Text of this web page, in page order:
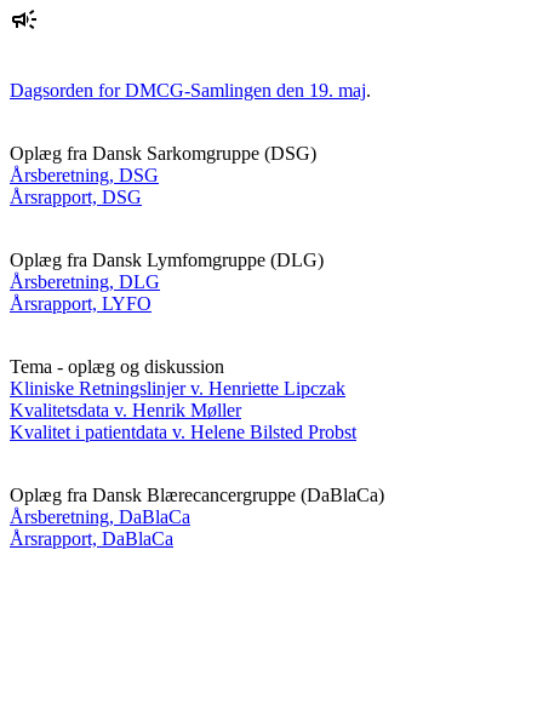
Dagsorden for DMCG-Samlingen den 19. maj.
Oplæg fra Dansk Sarkomgruppe (DSG)
Årsberetning, DSG
Årsrapport, DSG
Oplæg fra Dansk Lymfomgruppe (DLG)
Årsberetning, DLG
Årsrapport, LYFO
Tema - oplæg og diskussion
Kliniske Retningslinjer v. Henriette Lipczak
Kvalitetsdata v. Henrik Møller
Kvalitet i patientdata v. Helene Bilsted Probst
Oplæg fra Dansk Blærecancergruppe (DaBlaCa)
Årsberetning, DaBlaCa
Årsrapport, DaBlaCa